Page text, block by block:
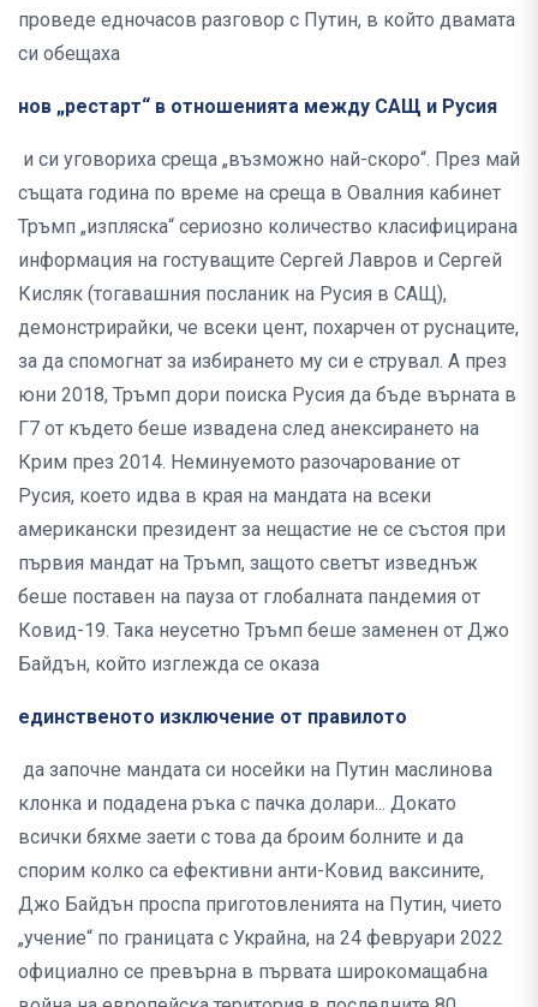
проведе едночасов разговор с Путин, в който двамата
си обещаха
нов „рестарт“ в отношенията между САЩ и Русия
и си уговориха среща „възможно най-скоро“. През май
същата година по време на среща в Овалния кабинет
Тръмп „изпляска“ сериозно количество класифицирана
информация на гостуващите Сергей Лавров и Сергей
Кисляк (тогавашния посланик на Русия в САЩ),
демонстрирайки, че всеки цент, похарчен от руснаците,
за да спомогнат за избирането му си е струвал. А през
юни 2018, Тръмп дори поиска Русия да бъде върната в
Г7 от където беше извадена след анексирането на
Крим през 2014. Неминуемото разочарование от
Русия, което идва в края на мандата на всеки
американски президент за нещастие не се състоя при
първия мандат на Тръмп, защото светът изведнъж
беше поставен на пауза от глобалната пандемия от
Ковид-19. Така неусетно Тръмп беше заменен от Джо
Байдън, който изглежда се оказа
единственото изключение от правилото
да започне мандата си носейки на Путин маслинова
клонка и подадена ръка с пачка долари... Докато
всички бяхме заети с това да броим болните и да
спорим колко са ефективни анти-Ковид ваксините,
Джо Байдън проспа приготовленията на Путин, чието
„учение“ по границата с Украйна, на 24 февруари 2022
официално се превърна в първата широкомащабна